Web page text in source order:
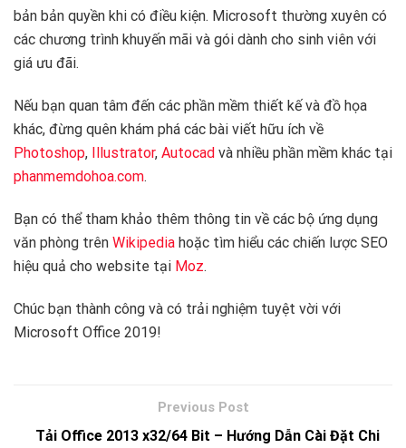
bản bản quyền khi có điều kiện. Microsoft thường xuyên có
các chương trình khuyến mãi và gói dành cho sinh viên với
giá ưu đãi.
Nếu bạn quan tâm đến các phần mềm thiết kế và đồ họa
khác, đừng quên khám phá các bài viết hữu ích về
Photoshop, Illustrator, Autocad và nhiều phần mềm khác tại
phanmemdohoa.com.
Bạn có thể tham khảo thêm thông tin về các bộ ứng dụng
văn phòng trên Wikipedia hoặc tìm hiểu các chiến lược SEO
hiệu quả cho website tại Moz.
Chúc bạn thành công và có trải nghiệm tuyệt vời với
Microsoft Office 2019!
Tải Office 2013 x32/64 Bit – Hướng Dẫn Cài Đặt Chi